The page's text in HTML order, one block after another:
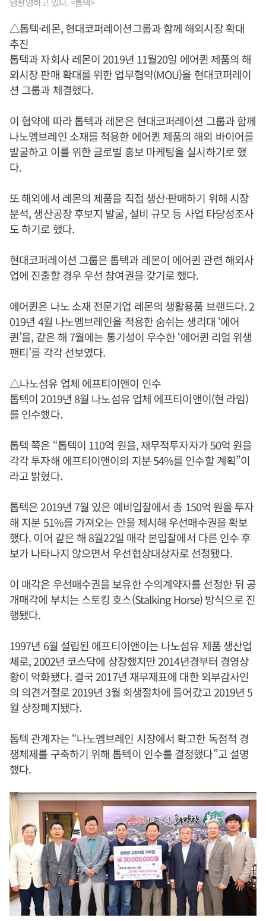
△톱텍·레몬, 현대코퍼레이션그룹과 함께 해외시장 확대
추진
톱텍과 자회사 레몬이 2019년 11월20일 에어퀸 제품의 해
외시장 판매 확대를 위한 업무협약(MOU)을 현대코퍼레이
션 그룹과 체결했다.
이 협약에 따라 톱텍과 레몬은 현대코퍼레이션 그룹과 함께
나노멤브레인 소재를 적용한 에어퀸 제품의 해외 바이어를
발굴하고 이를 위한 글로벌 홍보 마케팅을 실시하기로 했
다.
또 해외에서 레몬의 제품을 직접 생산·판매하기 위해 시장
분석, 생산공장 후보지 발굴, 설비 규모 등 사업 타당성조사
도 하기로 했다.
현대코퍼레이션 그룹은 톱텍과 레몬이 에어퀸 관련 해외사
업에 진출할 경우 우선 참여권을 갖기로 했다.
에어퀸은 나노 소재 전문기업 레몬의 생활용품 브랜드다. 2
019년 4월 나노멤브레인을 적용한 숨쉬는 생리대 ‘에어
퀸’을, 같은 해 7월에는 통기성이 우수한 ‘에어퀸 리얼 위생
팬티’를 각각 선보였다.
△나노섬유 업체 에프티이앤이 인수
톱텍이 2019년 8월 나노섬유 업체 에프티이앤이(현 라임)
를 인수했다.
톱텍 쪽은 “톱텍이 110억 원을, 재무적투자자가 50억 원을
각각 투자해 에프티이앤이의 지분 54%를 인수할 계획”이
라고 밝혔다.
톱텍은 2019년 7월 있은 예비입찰에서 총 150억 원을 투자
해 지분 51%를 가져오는 안을 제시해 우선매수권을 확보
했다. 이어 같은 해 8월22일 매각 본입찰에서 다른 인수 후
보가 나타나지 않으면서 우선협상대상자로 선정됐다.
이 매각은 우선매수권을 보유한 수의계약자를 선정한 뒤 공
개매각에 부치는 스토킹 호스(Stalking Horse) 방식으로 진
행됐다.
1997년 6월 설립된 에프티이앤이는 나노섬유 제품 생산업
체로, 2002년 코스닥에 상장했지만 2014년경부터 경영상
황이 악화됐다. 결국 2017년 재무제표에 대한 외부감사인
의 의견거절로 2019년 3월 회생절차에 들어갔고 2019년 5
월 상장폐지됐다.
톱텍 관계자는 “나노멤브레인 시장에서 확고한 독점적 경
쟁체제를 구축하기 위해 톱텍이 인수를 결정했다”고 설명
했다.